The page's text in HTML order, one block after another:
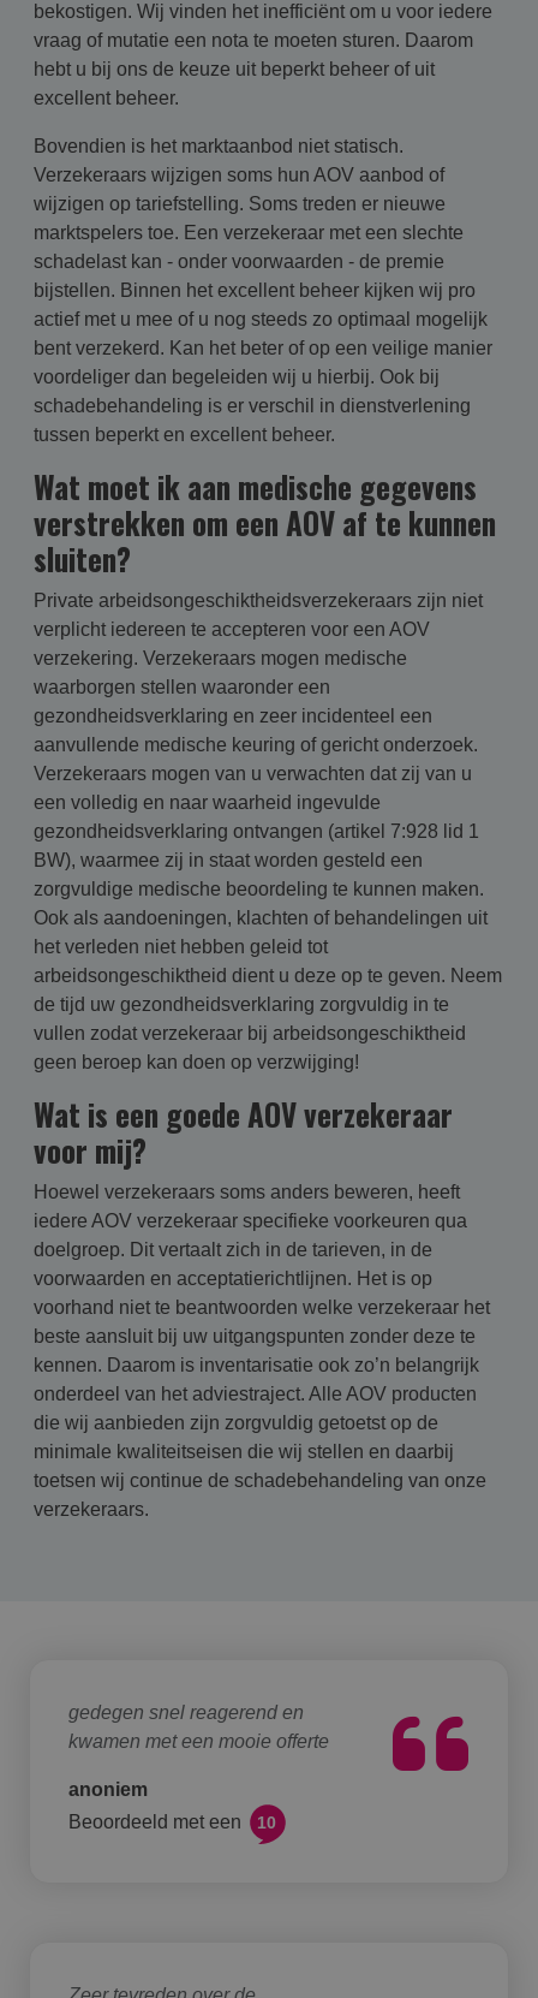
bekostigen. Wij vinden het inefficiënt om u voor iedere
vraag of mutatie een nota te moeten sturen. Daarom
hebt u bij ons de keuze uit beperkt beheer of uit
excellent beheer.
Bovendien is het marktaanbod niet statisch.
Verzekeraars wijzigen soms hun AOV aanbod of
wijzigen op tariefstelling. Soms treden er nieuwe
marktspelers toe. Een verzekeraar met een slechte
schadelast kan - onder voorwaarden - de premie
bijstellen. Binnen het excellent beheer kijken wij pro
actief met u mee of u nog steeds zo optimaal mogelijk
bent verzekerd. Kan het beter of op een veilige manier
voordeliger dan begeleiden wij u hierbij. Ook bij
schadebehandeling is er verschil in dienstverlening
tussen beperkt en excellent beheer.
Wat moet ik aan medische gegevens
verstrekken om een AOV af te kunnen
sluiten?
Private arbeidsongeschiktheidsverzekeraars zijn niet
verplicht iedereen te accepteren voor een AOV
verzekering. Verzekeraars mogen medische
waarborgen stellen waaronder een
gezondheidsverklaring en zeer incidenteel een
aanvullende medische keuring of gericht onderzoek.
Verzekeraars mogen van u verwachten dat zij van u
een volledig en naar waarheid ingevulde
gezondheidsverklaring ontvangen (artikel 7:928 lid 1
BW), waarmee zij in staat worden gesteld een
zorgvuldige medische beoordeling te kunnen maken.
Ook als aandoeningen, klachten of behandelingen uit
het verleden niet hebben geleid tot
arbeidsongeschiktheid dient u deze op te geven. Neem
de tijd uw gezondheidsverklaring zorgvuldig in te
vullen zodat verzekeraar bij arbeidsongeschiktheid
geen beroep kan doen op verzwijging!
Wat is een goede AOV verzekeraar
voor mij?
Hoewel verzekeraars soms anders beweren, heeft
iedere AOV verzekeraar specifieke voorkeuren qua
doelgroep. Dit vertaalt zich in de tarieven, in de
voorwaarden en acceptatierichtlijnen. Het is op
voorhand niet te beantwoorden welke verzekeraar het
beste aansluit bij uw uitgangspunten zonder deze te
kennen. Daarom is inventarisatie ook zo’n belangrijk
onderdeel van het adviestraject. Alle AOV producten
die wij aanbieden zijn zorgvuldig getoetst op de
minimale kwaliteitseisen die wij stellen en daarbij
toetsen wij continue de schadebehandeling van onze
verzekeraars.
gedegen snel reagerend en
kwamen met een mooie offerte
anoniem
Beoordeeld met een
10